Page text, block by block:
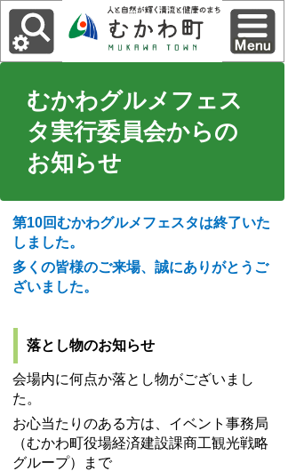
むかわグルメフェス
タ実行委員会からの
お知らせ
第10回むかわグルメフェスタは終了いた
しました。
多くの皆様のご来場、誠にありがとうご
ざいました。
落とし物のお知らせ
会場内に何点か落とし物がございまし
た。
お心当たりのある方は、イベント事務局
（むかわ町役場経済建設課商工観光戦略
グループ）まで